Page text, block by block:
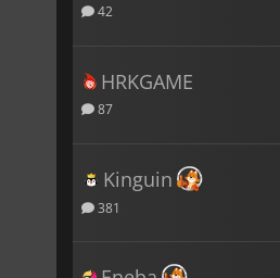
42
HRKGAME
87
Kinguin
381